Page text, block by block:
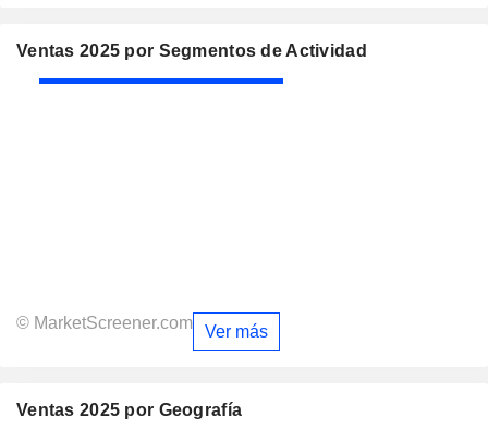
Ventas 2025 por Segmentos de Actividad
© MarketScreener.com Ver más
Ventas 2025 por Geografía